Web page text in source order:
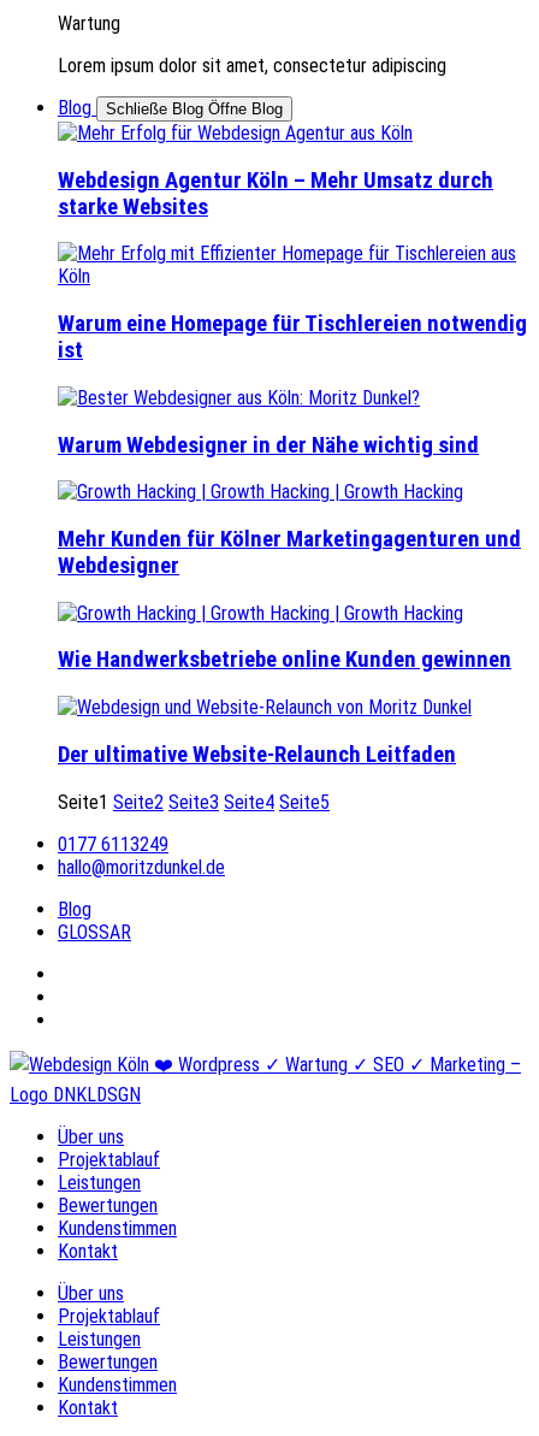
Wartung
Lorem ipsum dolor sit amet, consectetur adipiscing
Blog
Schließe Blog Öffne Blog
Webdesign Agentur Köln – Mehr Umsatz durch
starke Websites
Warum eine Homepage für Tischlereien notwendig
ist
Warum Webdesigner in der Nähe wichtig sind
Mehr Kunden für Kölner Marketingagenturen und
Webdesigner
Wie Handwerksbetriebe online Kunden gewinnen
Der ultimative Website-Relaunch Leitfaden
Seite1 Seite2 Seite3 Seite4 Seite5
0177 6113249
hallo@moritzdunkel.de
Blog
GLOSSAR
Über uns
Projektablauf
Leistungen
Bewertungen
Kundenstimmen
Kontakt
Über uns
Projektablauf
Leistungen
Bewertungen
Kundenstimmen
Kontakt